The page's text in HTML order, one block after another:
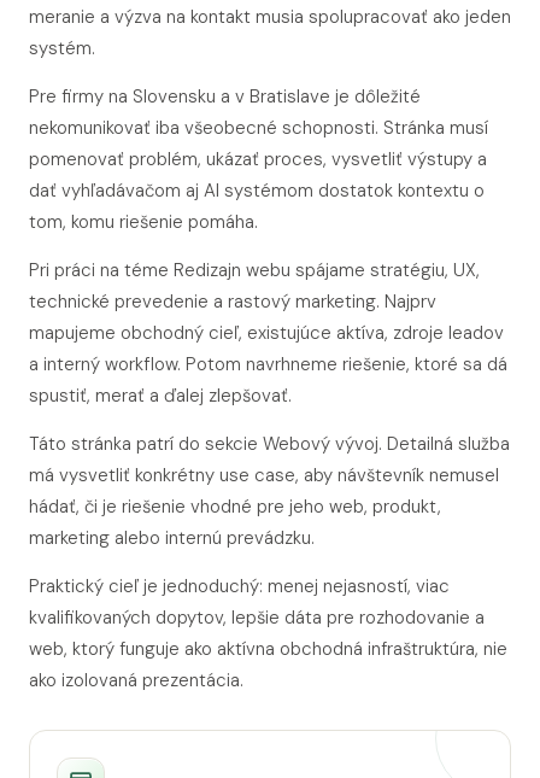
meranie a výzva na kontakt musia spolupracovať ako jeden
systém.
Pre firmy na Slovensku a v Bratislave je dôležité
nekomunikovať iba všeobecné schopnosti. Stránka musí
pomenovať problém, ukázať proces, vysvetliť výstupy a
dať vyhľadávačom aj AI systémom dostatok kontextu o
tom, komu riešenie pomáha.
Pri práci na téme Redizajn webu spájame stratégiu, UX,
technické prevedenie a rastový marketing. Najprv
mapujeme obchodný cieľ, existujúce aktíva, zdroje leadov
a interný workflow. Potom navrhneme riešenie, ktoré sa dá
spustiť, merať a ďalej zlepšovať.
Táto stránka patrí do sekcie Webový vývoj. Detailná služba
má vysvetliť konkrétny use case, aby návštevník nemusel
hádať, či je riešenie vhodné pre jeho web, produkt,
marketing alebo internú prevádzku.
Praktický cieľ je jednoduchý: menej nejasností, viac
kvalifikovaných dopytov, lepšie dáta pre rozhodovanie a
web, ktorý funguje ako aktívna obchodná infraštruktúra, nie
ako izolovaná prezentácia.